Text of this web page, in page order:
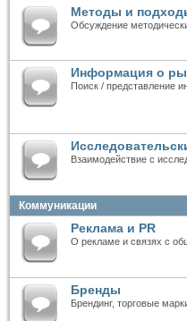
Методы и
Обсуждение
Информация о
Поиск / представление
Взаимодействие с
Коммуникации
Реклама и PR
О рекламе и связях с
Бренды
Брендинг, торговые